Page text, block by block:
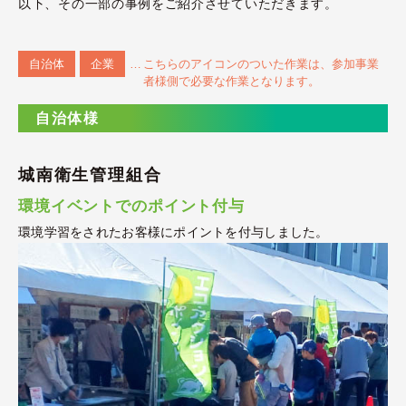
以下、その一部の事例をご紹介させていただきます。
自治体 企業
こちらのアイコンのついた作業は、参加事業
者様側で必要な作業となります。
自治体様
城南衛生管理組合
環境イベントでのポイント付与
環境学習をされたお客様にポイントを付与しました。